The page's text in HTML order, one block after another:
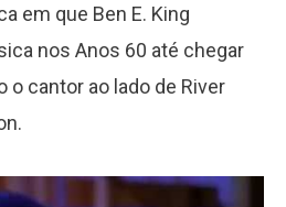
em que Ben E. King
nos Anos 60 até chegar
o cantor ao lado de River